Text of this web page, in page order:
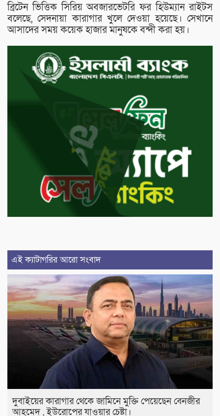
ব্রিটেন ভিত্তিক সিরিয় অবজারভেটরি ফর হিউম্যান রাইটস
বলেছে, সেদনায়া কারাগার খুলে দেওয়া হয়েছে। সেখানে
আসাদের সময় কয়েক হাজার মানুষকে বন্দী করা হয়।
এই ক্যাটাগরির আরো সংবাদ
দুবাইয়ের কারাগার থেকে জামিনে মুক্তি পেয়েছেন বেনজীর
আহমেদ , ইউরোপের যাওয়ার চেষ্টা।